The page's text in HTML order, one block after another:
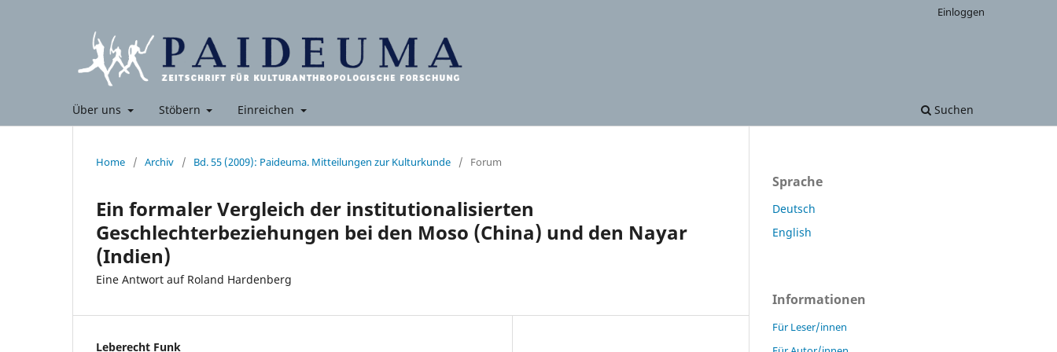
Über uns Stöbern Einreichen Suchen
Einloggen
Home / Archiv / Bd. 55 (2009): Paideuma. Mitteilungen zur Kulturkunde / Forum
Ein formaler Vergleich der institutionalisierten
Geschlechterbeziehungen bei den Moso (China) und den Nayar
(Indien)
Eine Antwort auf Roland Hardenberg
Leberecht Funk
Sprache
Deutsch
English
Informationen
Für Leser/innen